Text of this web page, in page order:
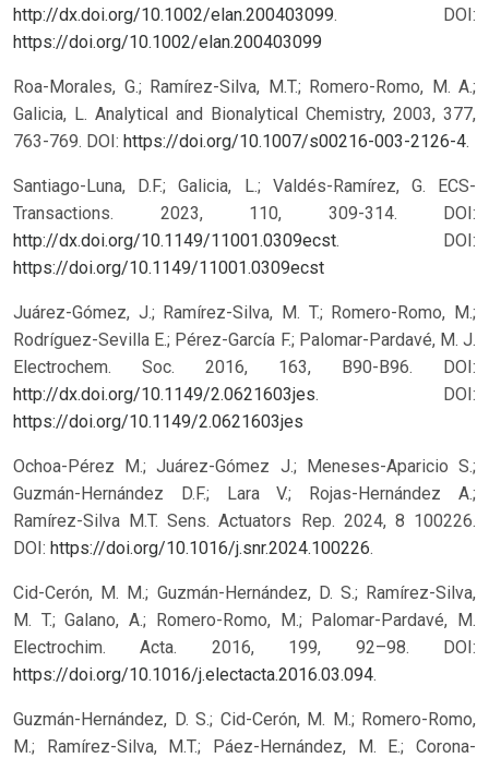
http://dx.doi.org/10.1002/elan.200403099.
DOI:
https://doi.org/10.1002/elan.200403099
Roa-Morales, G.; Ramírez-Silva, M.T.; Romero-Romo, M. A.;
Galicia, L. Analytical and Bionalytical Chemistry, 2003, 377,
763-769. DOI: https://doi.org/10.1007/s00216-003-2126-4.
Santiago-Luna, D.F.; Galicia, L.; Valdés-Ramírez, G. ECS-
Transactions. 2023, 110, 309-314. DOI:
http://dx.doi.org/10.1149/11001.0309ecst.
DOI:
https://doi.org/10.1149/11001.0309ecst
Juárez-Gómez, J.; Ramírez-Silva, M. T.; Romero-Romo, M.;
Rodríguez-Sevilla E.; Pérez-García F.; Palomar-Pardavé, M. J.
Electrochem. Soc. 2016, 163, B90-B96. DOI:
http://dx.doi.org/10.1149/2.0621603jes.
DOI:
https://doi.org/10.1149/2.0621603jes
Ochoa-Pérez M.; Juárez-Gómez J.; Meneses-Aparicio S.;
Guzmán-Hernández D.F.; Lara V.; Rojas-Hernández A.;
Ramírez-Silva M.T. Sens. Actuators Rep. 2024, 8 100226.
DOI: https://doi.org/10.1016/j.snr.2024.100226.
Cid-Cerón, M. M.; Guzmán-Hernández, D. S.; Ramírez-Silva,
M. T.; Galano, A.; Romero-Romo, M.; Palomar-Pardavé, M.
Electrochim. Acta. 2016, 199, 92–98. DOI:
https://doi.org/10.1016/j.electacta.2016.03.094.
Guzmán-Hernández, D. S.; Cid-Cerón, M. M.; Romero-Romo,
M.; Ramírez-Silva, M.T.; Páez-Hernández, M. E.; Corona-